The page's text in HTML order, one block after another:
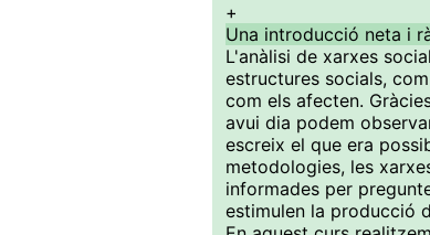
+
Una introducció neta i
L'anàlisi de xarxes
estructures socials,
com els afecten.
avui dia podem
escreix el que era
metodologies, les
informades per
estimulen la producció